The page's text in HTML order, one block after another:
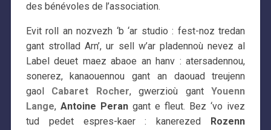
des bénévoles de l’association.
Evit roll an nozvezh ‘b ‘ar studio : fest-noz tredan
gant strollad Arn’, ur sell w’ar pladennoù nevez al
Label deuet maez abaoe an hanv : atersadennou,
sonerez, kanaouennou gant an daouad treujenn
gaol Cabaret Rocher, gwerzioù gantYouenn
Lange, Antoine Perangant e fleut. Bez ‘vo ivez
tud pedet espres-kaer : kanerezed Rozenn